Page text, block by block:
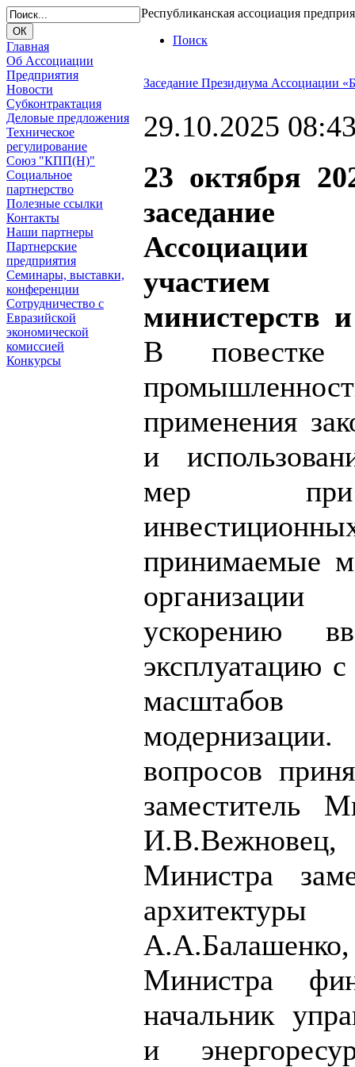
Главная
Об Ассоциации
Предприятия
Новости
Субконтрактация
Деловые предложения
Техническое
регулирование
Союз "КПП(Н)"
Социальное
партнерство
Полезные ссылки
Контакты
Наши партнеры
Партнерские
предприятия
Семинары, выставки,
конференции
Сотрудничество с
Евразийской
экономической
комиссией
Конкурсы
Республиканская ассоциация
Поиск
Заседание Президиума Ассоциации
29.10.2025
23 октября
участием
министерств
В
применения
и
мер при
принимаемые
организации
ускорению
эксплуатацию
вопросов
заместитель
Министра
архитектуры
Министра
начальник
и